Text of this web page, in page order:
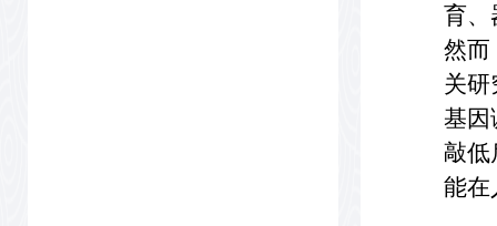
育、
然而
关研
基因
敲低
能在